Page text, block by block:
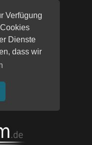
Verfügung
Dienste
dass wir